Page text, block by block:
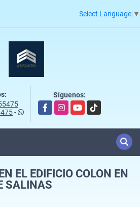
Select Language ▼
-
Síguenos:
FacebookInstagramYouTubeTikTok
EL EDIFICIO COLON EN
SALINAS